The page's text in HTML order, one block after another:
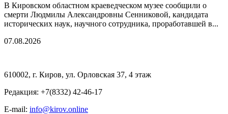
В Кировском областном краеведческом музее сообщили о
смерти Людмилы Александровны Сенниковой, кандидата
исторических наук, научного сотрудника, проработавшей в...
07.08.2026
610002, г. Киров, ул. Орловская 37, 4 этаж
Редакция: +7(8332) 42-46-17
E-mail: info@kirov.online